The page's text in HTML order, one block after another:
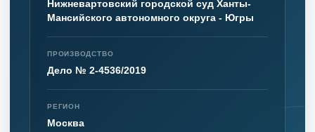
Нижневартовский городской суд Ханты-
Мансийского автономного округа - Югры
ПРОИЗВОДСТВО
Дело № 2-4536/2019
РЕГИОН
Москва